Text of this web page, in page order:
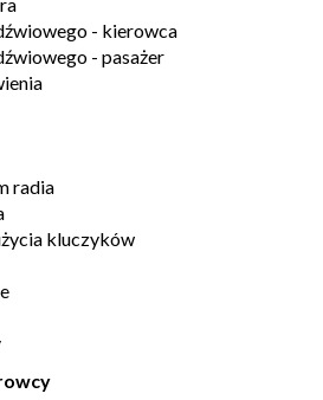
- kierowca
- pasażer
radia
kluczyków